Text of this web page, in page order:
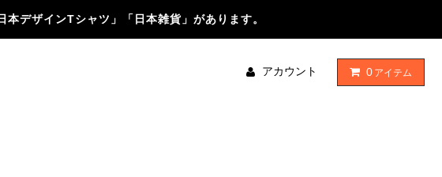
デザインTシャツ」「日本雑貨」があります。
アカウント 0 アイテム